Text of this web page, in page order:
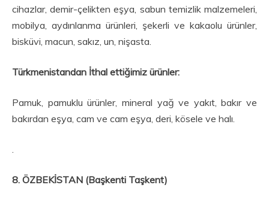
cihazlar, demir-çelikten eşya, sabun temizlik malzemeleri,
mobilya, aydınlanma ürünleri, şekerli ve kakaolu ürünler,
bisküvi, macun, sakız, un, nişasta.
Türkmenistandan İthal ettiğimiz ürünler:
Pamuk, pamuklu ürünler, mineral yağ ve yakıt, bakır ve
bakırdan eşya, cam ve cam eşya, deri, kösele ve halı.
.
8. ÖZBEKİSTAN (Başkenti Taşkent)